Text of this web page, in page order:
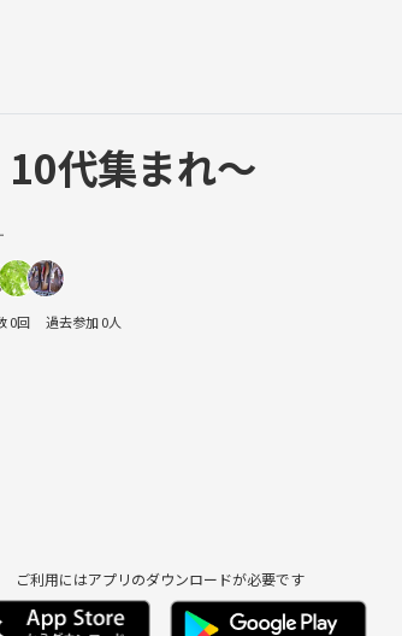
代集まれ〜
0回 過去参加 0人
ご利用にはアプリのダウンロードが必要です